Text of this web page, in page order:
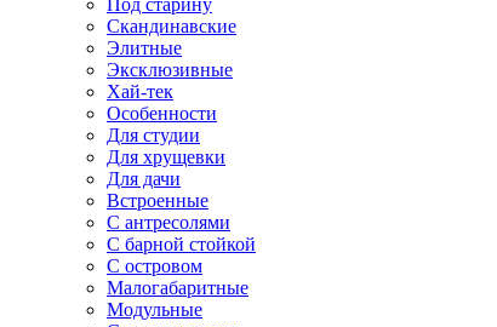
Скандинавские
Элитные
Эксклюзивные
Хай-тек
Особенности
Для студии
Для хрущевки
Для дачи
Встроенные
С антресолями
С барной стойкой
С островом
Малогабаритные
Модульные